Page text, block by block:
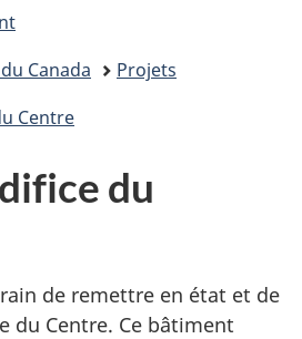
Canada
Projets
Centre
du
de remettre en état et de
du Centre. Ce bâtiment